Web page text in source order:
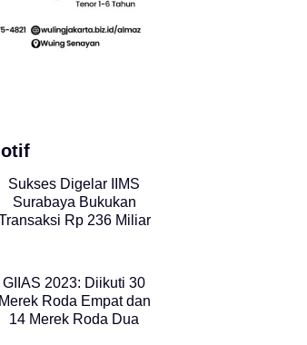
Sukses Digelar IIMS
Surabaya Bukukan
Rp 236 Miliar
GIIAS 2023: Diikuti 30
Merek Roda Empat dan
14 Merek Roda Dua